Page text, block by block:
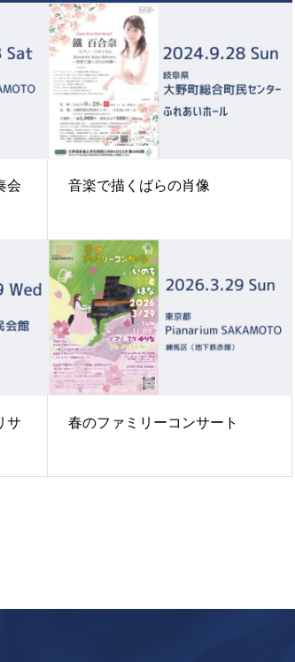
会 音楽で描くばらの肖像
サ
春のファミリーコンサート